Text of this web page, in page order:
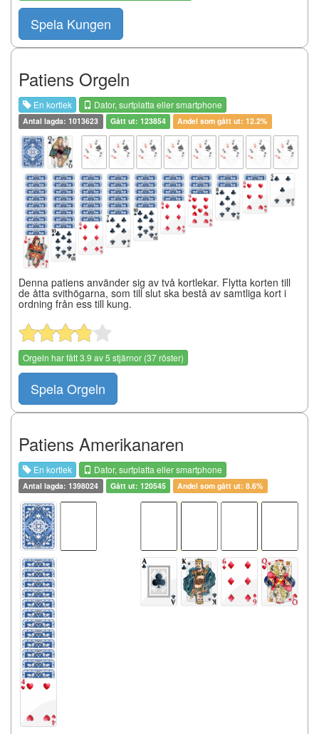
Spela Kungen
Patiens Orgeln
En kortlek Dator, surfplatta eller smartphone
Antal lagda: 1013623 Gått ut: 123854 Andel som gått ut: 12.2%
Denna patiens använder sig av två kortlekar. Flytta korten till
de åtta svithögarna, som till slut ska bestå av samtliga kort i
ordning från ess till kung.
Orgeln har fått3.9 av5 stjärnor (37röster)
Spela Orgeln
Patiens Amerikanaren
En kortlek Dator, surfplatta eller smartphone
Antal lagda: 1398024 Gått ut: 120545 Andel som gått ut: 8.6%